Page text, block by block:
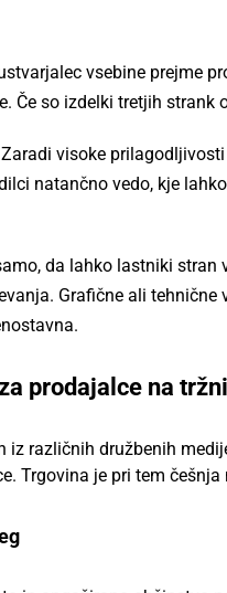
vsebine prejme
Če so izdelki tretjih strank
visoke
natančno vedo, kje
da lahko lastniki
Grafične ali
prodajalce na
iz različnih družbenih
Trgovina je pri tem češnja